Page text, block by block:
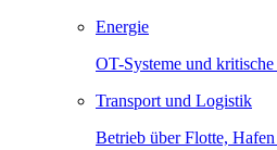
Energie
OT-Systeme und
Transport und Logistik
Betrieb über Flotte,